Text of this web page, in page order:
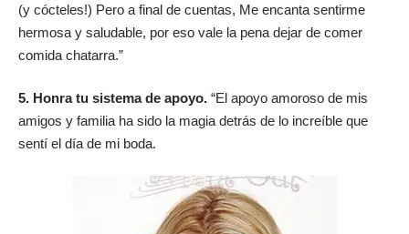
(y cócteles!) Pero a final de cuentas, Me encanta sentirme
hermosa y saludable, por eso vale la pena dejar de comer
comida chatarra.”
5. Honra tu sistema de apoyo. “El apoyo amoroso de mis
amigos y familia ha sido la magia detrás de lo increíble que
sentí el día de mi boda.